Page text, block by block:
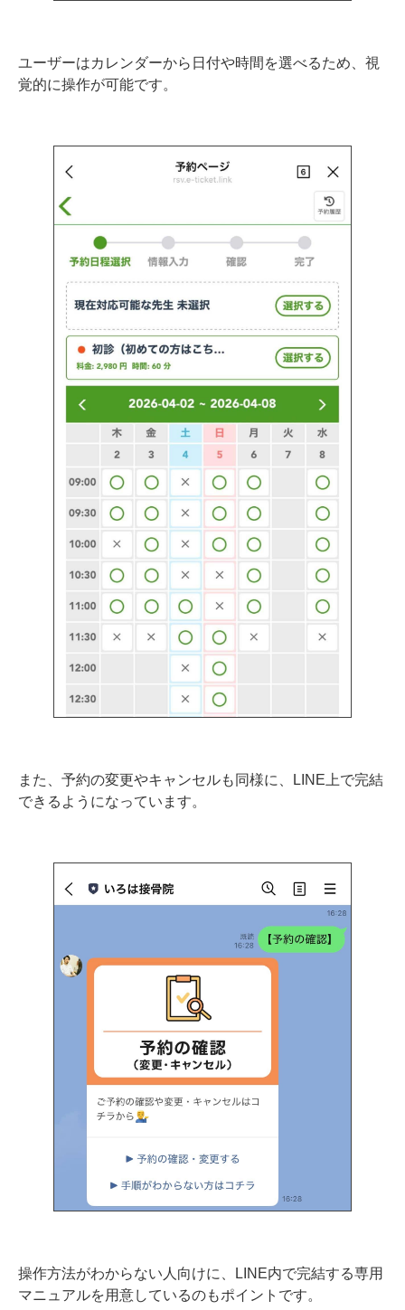
ユーザーはカレンダーから日付や時間を選べるため、視
覚的に操作が可能です。
また、予約の変更やキャンセルも同様に、LINE上で完結
できるようになっています。
操作方法がわからない人向けに、LINE内で完結する専用
マニュアルを用意しているのもポイントです。